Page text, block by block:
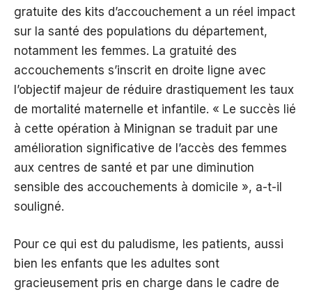
gratuite des kits d’accouchement a un réel impact
sur la santé des populations du département,
notamment les femmes. La gratuité des
accouchements s’inscrit en droite ligne avec
l’objectif majeur de réduire drastiquement les taux
de mortalité maternelle et infantile. « Le succès lié
à cette opération à Minignan se traduit par une
amélioration significative de l’accès des femmes
aux centres de santé et par une diminution
sensible des accouchements à domicile », a-t-il
souligné.
Pour ce qui est du paludisme, les patients, aussi
bien les enfants que les adultes sont
gracieusement pris en charge dans le cadre de